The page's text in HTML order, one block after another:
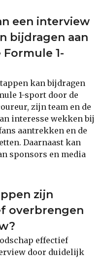
een interview
bijdragen aan
1-
kan bijdragen
1-sport door de
zijn team en de
interesse wekken bij
aantrekken en de
Daarnaast kan
sponsors en media
zijn
overbrengen
effectief
door duidelijk